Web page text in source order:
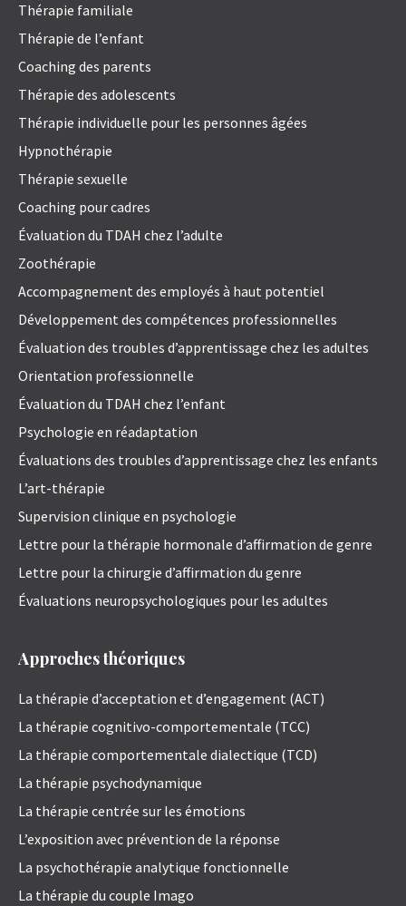
Thérapie familiale
Thérapie de l’enfant
Coaching des parents
Thérapie des adolescents
Thérapie individuelle pour les personnes âgées
Hypnothérapie
Thérapie sexuelle
Coaching pour cadres
Évaluation du TDAH chez l’adulte
Zoothérapie
Accompagnement des employés à haut potentiel
Développement des compétences professionnelles
Évaluation des troubles d’apprentissage chez les adultes
Orientation professionnelle
Évaluation du TDAH chez l’enfant
Psychologie en réadaptation
Évaluations des troubles d’apprentissage chez les enfants
L’art-thérapie
Supervision clinique en psychologie
Lettre pour la thérapie hormonale d’affirmation de genre
Lettre pour la chirurgie d’affirmation du genre
Évaluations neuropsychologiques pour les adultes
Approches théoriques
La thérapie d’acceptation et d’engagement (ACT)
La thérapie cognitivo-comportementale (TCC)
La thérapie comportementale dialectique (TCD)
La thérapie psychodynamique
La thérapie centrée sur les émotions
L’exposition avec prévention de la réponse
La psychothérapie analytique fonctionnelle
La thérapie du couple Imago